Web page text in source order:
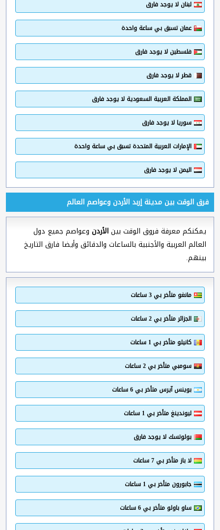
لبنان لا يوجد فارق
عمان تسبق بي ساعة واحدة
فلسطين لا يوجد فارق
قطر لا يوجد فارق
المملكة العربية السعودية لا يوجد فارق
سوريا لا يوجد فارق
الإمارات العربية المتحدة تسبق بي ساعة واحدة
اليمن لا يوجد فارق
فرق الوقت بين مدينة إربد الأردن وعواصم العالم
يمكنكم معرفة فروق الوقت بينالأردن وعواصم جميع دول
العالم العربية والأجنبية بالساعات والدقائق وأيضا فارق التاريخ
بينهم.
مانغو متأخر بي 3 ساعات
الجزائر متأخر بي 2 ساعات
كانيلو متأخر بي 1 ساعات
سومبي متأخر بي 2 ساعات
بوينس آيرس متأخر بي 6 ساعات
ليوندينغ متأخر بي 1 ساعات
بولوتسك لا يوجد فارق
لا باز متأخر بي 7 ساعات
جابورون متأخر بي 1 ساعات
ساو باولو متأخر بي 6 ساعات